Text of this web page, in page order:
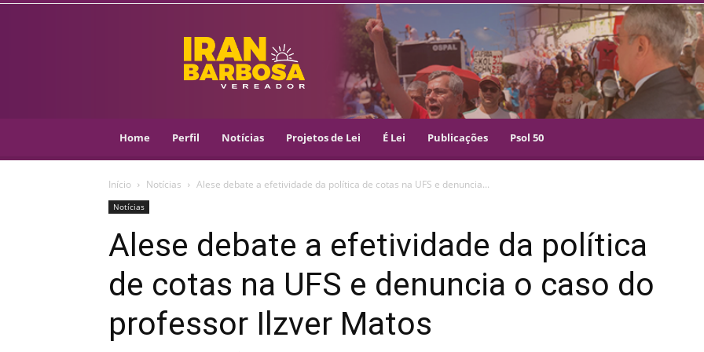
IRAN
BARBOSA
–
VEREADOR
–
Home Perfil Notícias Projetos de Lei É Lei Publicações Psol 50
Início Notícias Alese debate a efetividade da política de cotas na UFS e denuncia...
Notícias
Alese debate a efetividade da política
de cotas na UFS e denuncia o caso do
professor Ilzver Matos